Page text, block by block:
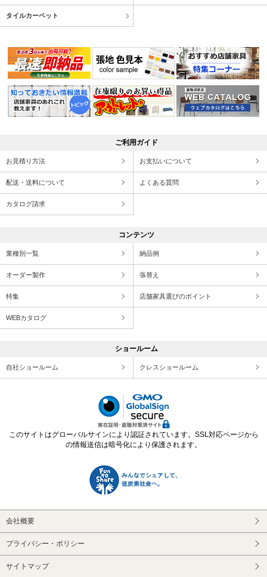
タイルカーペット
ご利用ガイド
お見積り方法 お支払いについて
配送・送料について よくある質問
カタログ請求
コンテンツ
業種別一覧 納品例
オーダー製作 張替え
特集 店舗家具選びのポイント
WEBカタログ
ショールーム
自社ショールーム クレスショールーム
このサイトはグローバルサインにより認証されています。SSL対応ページから
の情報送信は暗号化により保護されます。
会社概要
プライバシー・ポリシー
サイトマップ